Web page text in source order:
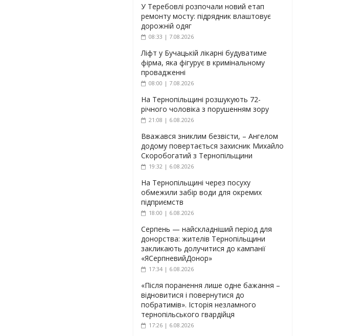
У Теребовлі розпочали новий етап
ремонту мосту: підрядник влаштовує
дорожній одяг
08:33 | 7.08.2026
Ліфт у Бучацькій лікарні будуватиме
фірма, яка фігурує в кримінальному
провадженні
08:00 | 7.08.2026
На Тернопільщині розшукують 72-
річного чоловіка з порушенням зору
21:08 | 6.08.2026
Вважався зниклим безвісти, – Ангелом
додому повертається захисник Михайло
Скоробогатий з Тернопільщини
19:32 | 6.08.2026
На Тернопільщині через посуху
обмежили забір води для окремих
підприємств
18:00 | 6.08.2026
Серпень — найскладніший період для
донорства: жителів Тернопільщини
закликають долучитися до кампанії
«ЯСерпневийДонор»
17:34 | 6.08.2026
«Після поранення лише одне бажання –
відновитися і повернутися до
побратимів». Історія незламного
тернопільського гвардійця
17:26 | 6.08.2026